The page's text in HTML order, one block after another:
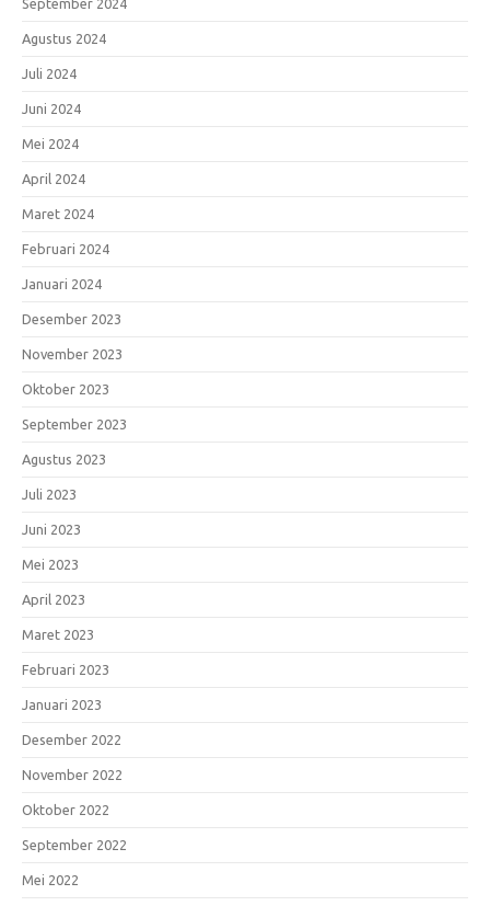
September 2024
Agustus 2024
Juli 2024
Juni 2024
Mei 2024
April 2024
Maret 2024
Februari 2024
Januari 2024
Desember 2023
November 2023
Oktober 2023
September 2023
Agustus 2023
Juli 2023
Juni 2023
Mei 2023
April 2023
Maret 2023
Februari 2023
Januari 2023
Desember 2022
November 2022
Oktober 2022
September 2022
Mei 2022